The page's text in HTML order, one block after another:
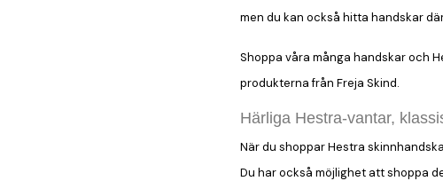
men du kan också hitta handskar
Shoppa våra många handskar och
produkterna från Freja Skind.
Härliga Hestra-vantar,
När du shoppar Hestra
Du har också möjlighet att shoppa